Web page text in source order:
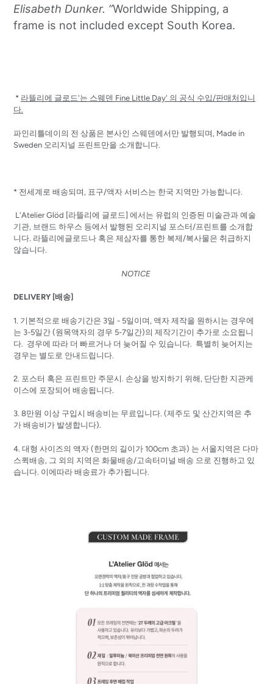
Elisabeth Dunker. ”Worldwide Shipping, a
frame is not included except South Korea.
* 라뜰리에 글로드'는 스웨덴 Fine Little Day' 의 공식 수입/판매처입니
다.
파인리틀데이의 전 상품은 본사인 스웨덴에서만 발행되며, Made in
Sweden 오리지널 프린트만을 소개합니다.
* 전세계로 배송되며, 표구/액자 서비스는 한국 지역만 가능합니다.
L'Atelier Glöd [라뜰리에 글로드] 에서는 유럽의 인증된 미술관과 예술
기관, 브랜드 하우스 등에서 발행된 오리지널 포스터/프린트를 소개합
니다. 라뜰리에글로드나 혹은 제삼자를 통한 복제/복사물은 취급하지
않습니다.
NOTICE
DELIVERY [배송]
1. 기본적으로 배송기간은 3일 - 5일이며, 액자 제작을 원하시는 경우에
는 3-5일간 (원목액자의 경우 5-7일간)의 제작기간이 추가로 소요됩니
다. 경우에 따라 더 빠르거나 더 늦어질 수 있습니다. 특별히 늦어지는
경우는 별도로 안내드립니다.
2. 포스터 혹은 프린트만 주문시 . 손상을 방지하기 위해 , 단단한 지관케
이스에 포장되어 배송됩니다.
3. 8만원 이상 구입시 배송비는 무료입니다. (제주도 및 산간지역은 추
가 배송비가 발생합니다).
4. 대형 사이즈의 액자 (한면의 길이가 100cm 초과) 는 서울지역은 다마
스퀵배송, 그 외의 지역은 화물배송/고속터미널 배송 으로 진행하고 있
습니다. 이에따라 배송료가 추가됩니다.